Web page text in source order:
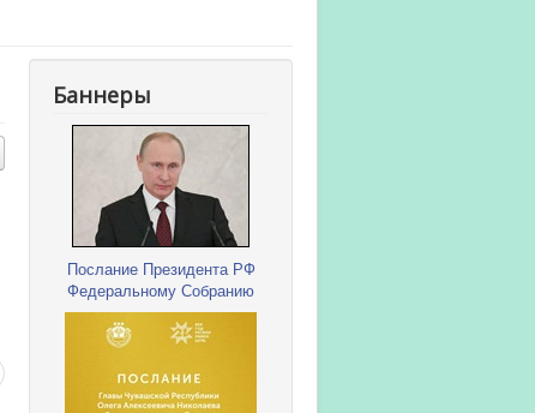
Баннеры
Послание Президента РФ
Федеральному Собранию